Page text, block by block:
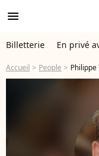
menu
Billetterie En privé
Accueil People